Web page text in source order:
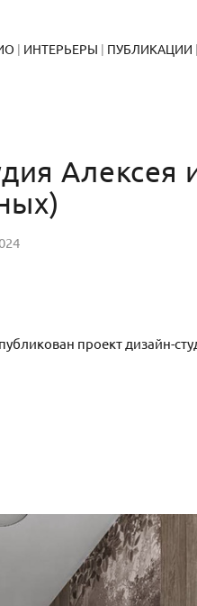
ИНТЕРЬЕРЫ ПУБЛИКАЦИИ
Алексея
проект дизайн-